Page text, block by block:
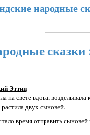
народные
Эттин
на свете вдова, возделывала
двух сыновей.
время отправить сыновей